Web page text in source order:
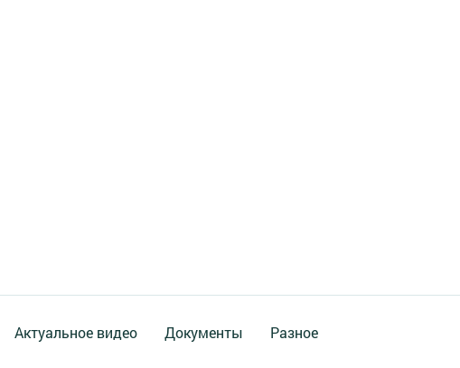
Актуальное видео Документы Разное